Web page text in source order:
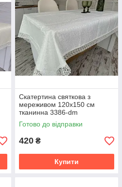
Скатертина святкова з
мереживом 120x150 см
тканинна 3386-dm
Готово до відправки
420 ₴
Купити